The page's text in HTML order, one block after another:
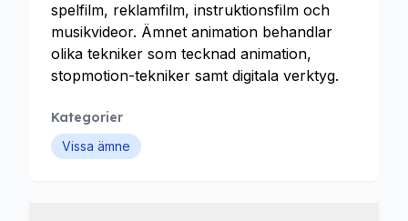
spelfilm, reklamfilm, instruktionsfilm och
musikvideor. Ämnet animation behandlar
olika tekniker som tecknad animation,
stopmotion-tekniker samt digitala verktyg.
Kategorier
Vissa ämne